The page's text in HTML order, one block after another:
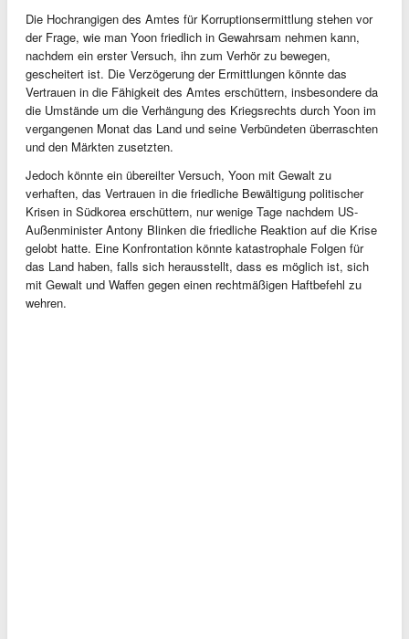
Die Hochrangigen des Amtes für Korruptionsermittlung stehen vor
der Frage, wie man Yoon friedlich in Gewahrsam nehmen kann,
nachdem ein erster Versuch, ihn zum Verhör zu bewegen,
gescheitert ist. Die Verzögerung der Ermittlungen könnte das
Vertrauen in die Fähigkeit des Amtes erschüttern, insbesondere da
die Umstände um die Verhängung des Kriegsrechts durch Yoon im
vergangenen Monat das Land und seine Verbündeten überraschten
und den Märkten zusetzten.
Jedoch könnte ein übereilter Versuch, Yoon mit Gewalt zu
verhaften, das Vertrauen in die friedliche Bewältigung politischer
Krisen in Südkorea erschüttern, nur wenige Tage nachdem US-
Außenminister Antony Blinken die friedliche Reaktion auf die Krise
gelobt hatte. Eine Konfrontation könnte katastrophale Folgen für
das Land haben, falls sich herausstellt, dass es möglich ist, sich
mit Gewalt und Waffen gegen einen rechtmäßigen Haftbefehl zu
wehren.